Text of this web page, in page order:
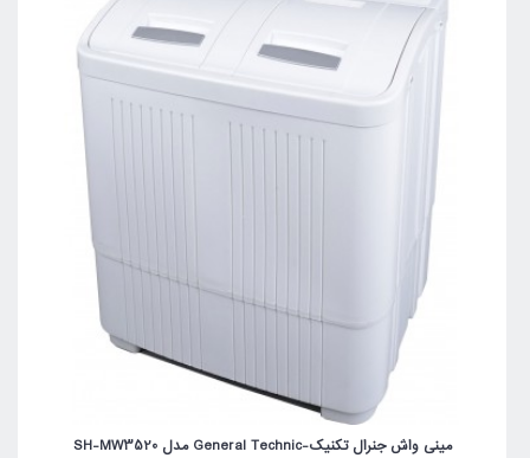
مینی واش جنرال تکنیک-General Technic مدل SH-MW3520